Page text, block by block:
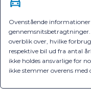
Ovenstående
overblik over, hvilke
respektive bil ud fra antal
ikke holdes ansvarlige for
ikke stemmer overens